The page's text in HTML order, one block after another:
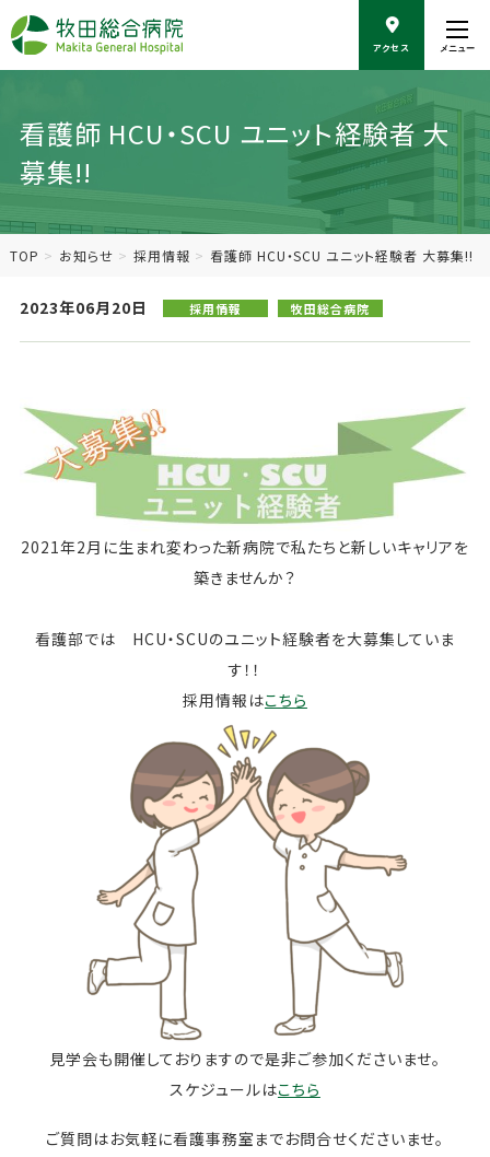
の
本
動
アクセス メニュー
看護師 HCU・SCU ユニット経験者 大
募集!!
TOP お知らせ 採用情報 看護師 HCU・SCU ユニット経験者 大募集!!
2023年06月20日 採用情報 牧田総合病院
2021年2月に生まれ変わった新病院で私たちと新しいキャリアを
築きませんか？
看護部では HCU・SCUのユニット経験者を大募集していま
す！！
採用情報はこちら
見学会も開催しておりますので是非ご参加くださいませ。
スケジュールはこちら
ご質問はお気軽に看護事務室までお問合せくださいませ。